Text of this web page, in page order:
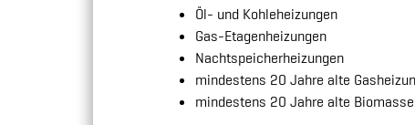
Öl- und Kohleheizungen
Gas-Etagenheizungen
Nachtspeicherheizungen
mindestens 20 Jahre alte
mindestens 20 Jahre alte